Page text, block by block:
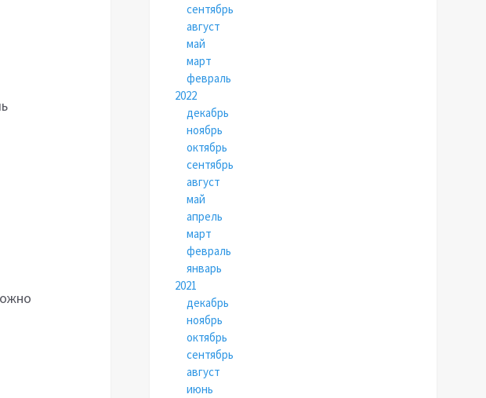
сентябрь
август
май
март
февраль
2022
декабрь
ноябрь
октябрь
сентябрь
август
май
апрель
март
февраль
январь
2021
декабрь
ноябрь
октябрь
сентябрь
август
июнь